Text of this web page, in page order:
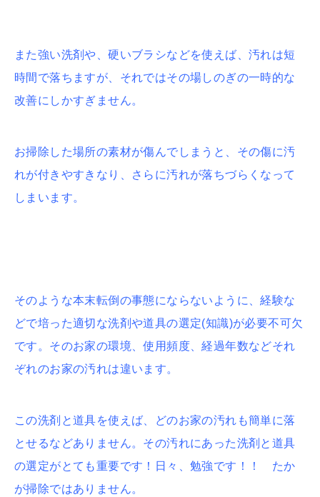
また強い洗剤や、硬いブラシなどを使えば、汚れは短
時間で落ちますが、それではその場しのぎの一時的な
改善にしかすぎません。
お掃除した場所の素材が傷んでしまうと、その傷に汚
れが付きやすきなり、さらに汚れが落ちづらくなって
しまいます。
そのような本末転倒の事態にならないように、経験な
どで培った適切な洗剤や道具の選定(知識)が必要不可欠
です。そのお家の環境、使用頻度、経過年数などそれ
ぞれのお家の汚れは違います。
この洗剤と道具を使えば、どのお家の汚れも簡単に落
とせるなどありません。その汚れにあった洗剤と道具
の選定がとても重要です！日々、勉強です！！ たか
が掃除ではありません。